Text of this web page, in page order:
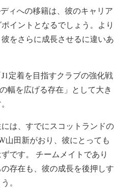
ィへの移籍は、彼のキャリア
イントとなるでしょう。より
をさらに成長させるに違いあ
定着を目指すクラブの強化戦
幅を広げる存在」として大き
は、すでにスコットランドの
山田新がおり、彼にとっても
です。 チームメイトであり
存在も、彼の成長を後押しす
。